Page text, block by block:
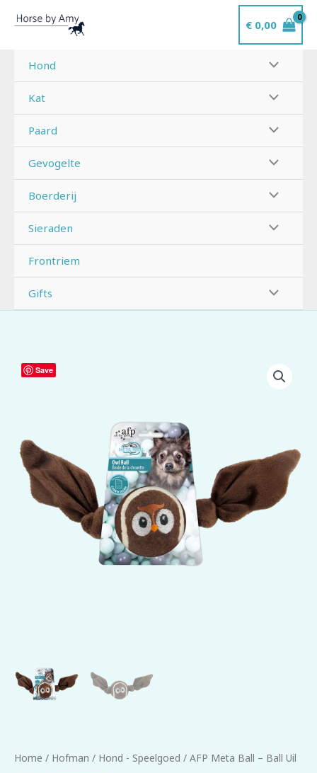
naar
inhoud
€0,00
Hond
Kat
Paard
Gevogelte
Boerderij
Sieraden
Frontriem
Gifts
Save
Home / Hofman / Hond - Speelgoed / AFP Meta Ball – Ball Uil
AFP
Meta
Uil
aantal